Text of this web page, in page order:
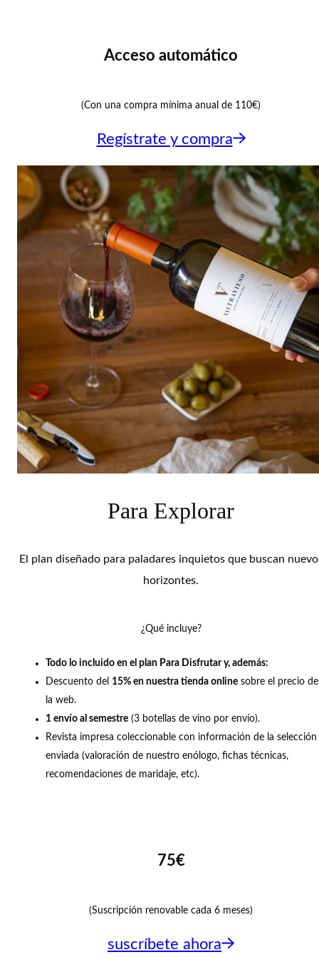
Acceso automático
(Con una compra mínima anual de 110€)
Regístrate y compra
Para Explorar
El plan diseñado para paladares inquietos que buscan
horizontes.
¿Qué incluye?
Todo lo incluido en el plan Para Disfrutar y, además:
Descuento del 15% en nuestra tienda online sobre el precio de
la web.
1 envío al semestre (3 botellas de vino por envío).
Revista impresa coleccionable con información de la selección
enviada (valoración de nuestro enólogo, fichas técnicas,
recomendaciones de maridaje, etc).
75€
(Suscripción renovable cada 6 meses)
suscríbete ahora